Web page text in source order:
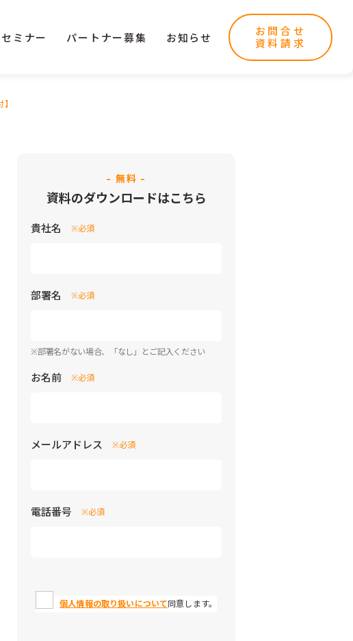
セミナー パートナー募集 お知らせ
お問合せ
資料請求
- 無料 -
資料のダウンロードはこちら
貴社名 ※必須
部署名 ※必須
※部署名がない場合、「なし」とご記入ください
お名前 ※必須
メールアドレス ※必須
電話番号 ※必須
個人情報の取り扱いについて 同意します。